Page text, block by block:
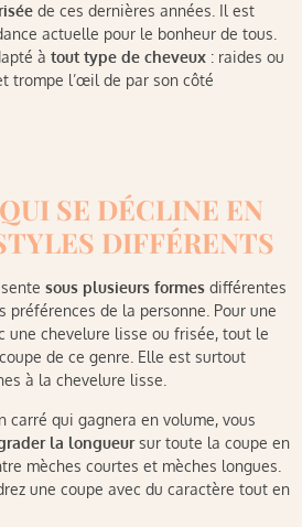
de ces dernières années. Il est
actuelle pour le bonheur de tous.
à tout type de cheveux : raides ou
trompe l’œil de par son côté
SE DÉCLINE EN
DIFFÉRENTS
sous plusieurs formes différentes
préférences de la personne. Pour une
une chevelure lisse ou frisée, tout le
de ce genre. Elle est surtout
à la chevelure lisse.
carré qui gagnera en volume, vous
la longueursur toute la coupe en
mèches courtes et mèches longues.
une coupe avec du caractère tout en